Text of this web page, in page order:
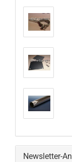
Newsletter-